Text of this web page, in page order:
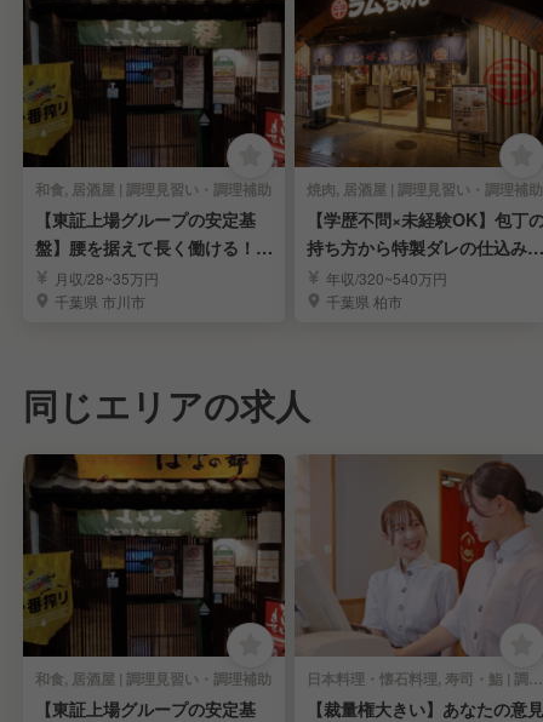
和食, 居酒屋 | 調理見習い・調理補助
【東証上場グループの安定基
盤】腰を据えて長く働ける！調
理スタッフ募集
月収/28~35万円
千葉県 市川市
焼肉, 居酒屋 | 調理見習い・調理補助
【学歴不問×未経験OK】包丁
持ち方から特製ダレの仕込みま
でしっかり伝授♪
年収/320~540万円
千葉県 柏市
同じエリアの求人
和食, 居酒屋 | 調理見習い・調理補助
【東証上場グループの安定基
日本料理・懐石料理, 寿司・鮨 | 調理見習い・調理補助
【裁量権大きい】あなたの意見